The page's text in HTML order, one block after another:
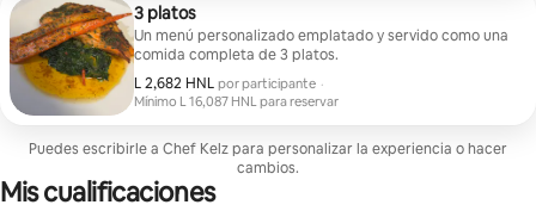
3 platos
Un menú personalizado emplatado y servido como una
comida completa de 3 platos.
L 2,682 HNL por participante
L 2,682 HNL por participante
·
Mínimo L 16,087 HNL para reservar
Puedes escribirle a Chef Kelz para personalizar la experiencia o hacer
cambios.
Mis cualificaciones